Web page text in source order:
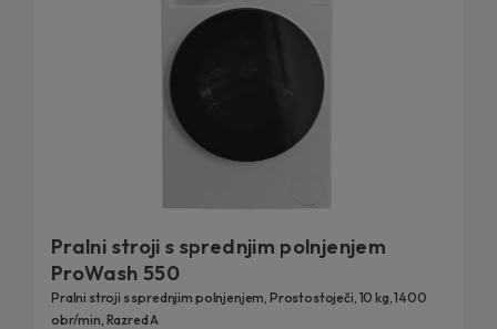
Pralni stroji s sprednjim polnjenjem
ProWash 550
Pralni stroji s sprednjim polnjenjem, Prostostoječi, 10 kg, 1400
obr/min, Razred A